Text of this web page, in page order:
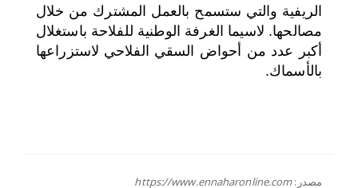
الريفية والتي ستسمح بالعمل المشترك من خلال
مصالحها. لاسيما الغرفة الوطنية للفلاحة باستغلال
أكبر عدد من أحواض السقي الفلاحي لاستزراعها
بالأسماك.
مصدر:https://www.ennaharonline.com